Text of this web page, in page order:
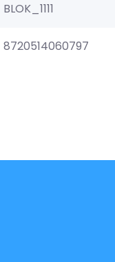
BLOK_1111
8720514060797